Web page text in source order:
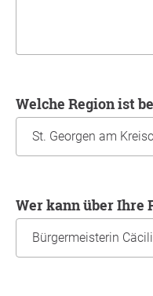
Welche Region ist
Wer kann über